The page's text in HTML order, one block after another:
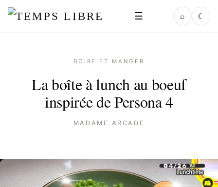
☰ ⌕ ☾
BOIRE ET MANGER
La boîte à lunch au boeuf
inspirée de Persona 4
MADAME ARCADE